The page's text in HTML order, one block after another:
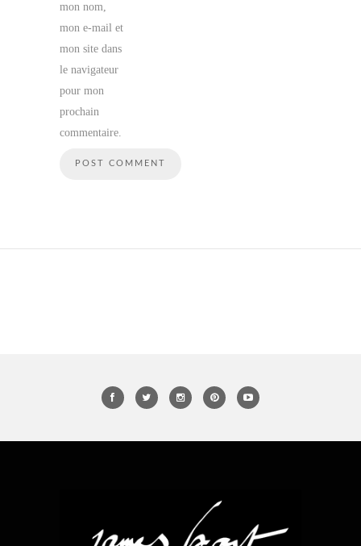
mon nom,
mon e-mail et
mon site dans
le navigateur
pour mon
prochain
commentaire.